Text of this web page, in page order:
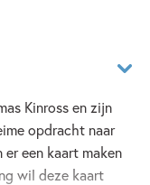
Kinross en zijn
opdracht naar
een kaart maken
wil deze kaart